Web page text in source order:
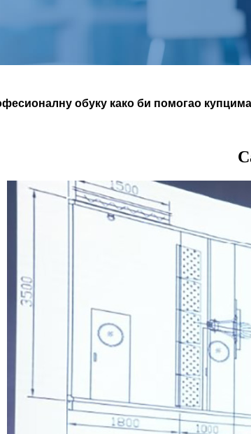
обуку како би помогао